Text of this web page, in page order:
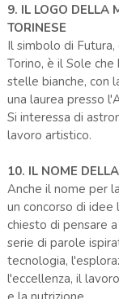
9. IL LOGO DELLA
TORINESE
Il simbolo di
Torino, è il Sole
stelle bianche, con
una laurea presso
Si interessa di
lavoro artistico.
10. IL NOME
Anche il nome per
un concorso di idee
chiesto di pensare
serie di parole
tecnologia,
l'eccellenza, il